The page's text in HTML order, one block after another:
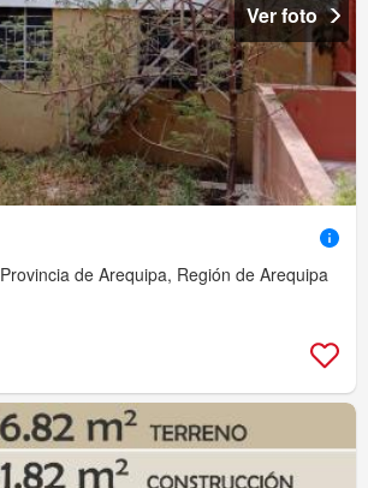
Ver foto
de Arequipa, Región de Arequipa